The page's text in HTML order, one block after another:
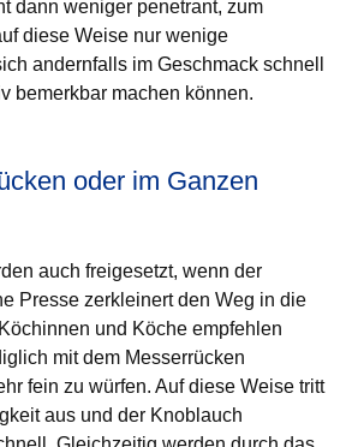
dann weniger penetrant, zum
diese Weise nur wenige
andernfalls im Geschmack schnell
bemerkbar machen können.
oder im Ganzen
auch freigesetzt, wenn der
Presse zerkleinert den Weg in die
und Köche empfehlen
mit dem Messerrücken
fein zu würfen. Auf diese Weise tritt
aus und der Knoblauch